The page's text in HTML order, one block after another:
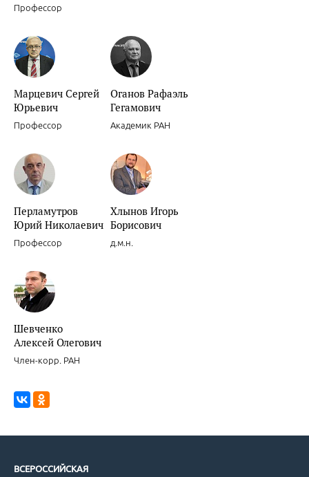
Ишемическая болезнь сердца.
Новости доказательной кардиологии.
Новости доказательной кардиологии.
Целесообразность и обоснованность интенсивных режимов
Профессор
Марцевич Сергей
Юрьевич
Профессор
Оганов Рафаэль
Гегамович
Академик РАН
Перламутров
Юрий Николаевич
Профессор
Хлынов Игорь
Борисович
д.м.н.
Шевченко
Алексей Олегович
Член-корр. РАН
ВСЕРОССИЙСКАЯ